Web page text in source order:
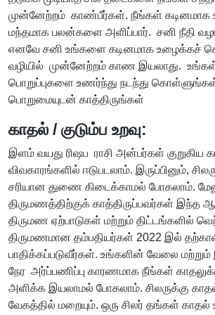
முன்னேற்றம் காண்பீர்கள். நீங்கள் கடினமாக
மந்தமாக பலன்களை அளிப்பார். சனி நீதி
எனவே சனி உங்களை கடினமாக உழைக்கச்
வழியில் முன்னேற்றம் காண இயலாது.
பொறுப்புகளை உணர்ந்து நடந்து
பொறுமையுடன் காத்திருங்கள்
காதல் / குடும்ப உறவு:
இளம் வயது ரிஷப ராசி அன்பர்கள் குறுகிய
விவகாரங்களில் ஈடுபடலாம். இருப்பினும்,
சரியான துணை கிடைக்காமல் போகலாம்.
திருமணத்திற்குக் காத்திருப்பவர்கள் இந்த
திருமண ஏற்பாடுகள் மற்றும் திட்டங்களில்
திருமணமான தம்பதியர்கள் 2022 இல்
பாதிக்கப்படுவீர்கள். உங்களின் வேலை
நேர அர்ப்பணிப்பு காரணமாக நீங்கள்
அளிக்க இயலாமல் போகலாம். சிலருக்கு
வேகத்தில் மறையும். ஒரு சிலர் தங்கள் காதல்